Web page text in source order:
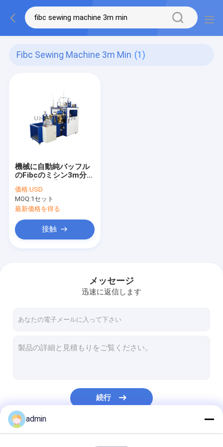
Fibc Sewing Machine 3m Min (1)
機械に自動純バッフル
のFibcのミシン3m分を
価格:USD
MOQ:1セット
最新価格を得る
接触
メッセージ
迅速に返信します
続行
admin